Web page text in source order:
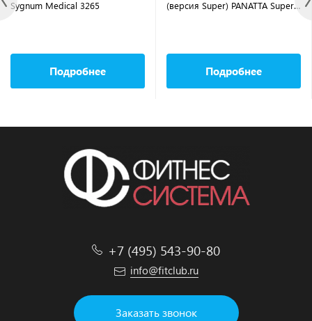
Sygnum Medical 3265
Подробнее
(версия Super) PANATTA Super
Подробнее
+7 (495) 543-90-80
info@fitclub.ru
Заказать звонок